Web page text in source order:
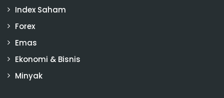
Index Saham
Forex
Emas
Ekonomi & Bisnis
Minyak